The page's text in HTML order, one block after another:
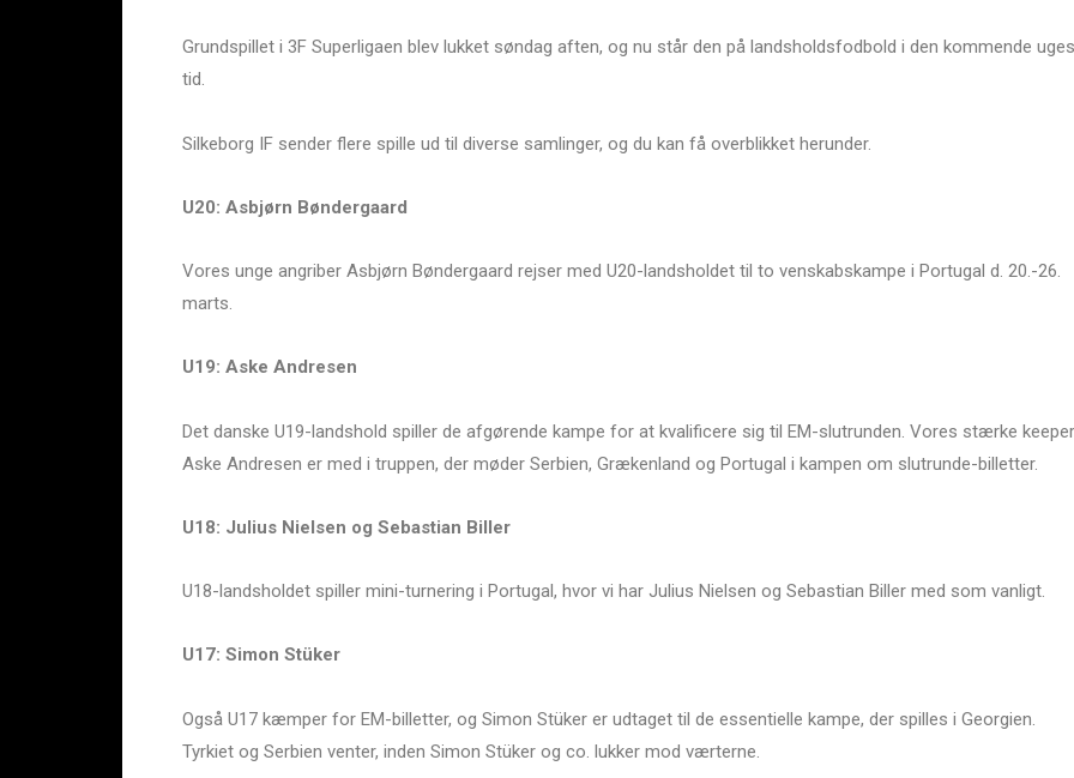
Grundspillet i 3F Superligaen blev lukket søndag aften, og nu står den på landsholdsfodbold i den kommende uges
tid.
Silkeborg IF sender flere spille ud til diverse samlinger, og du kan få overblikket herunder.
U20: Asbjørn Bøndergaard
Vores unge angriber Asbjørn Bøndergaard rejser med U20-landsholdet til to venskabskampe i Portugal d. 20.-26.
marts.
U19: Aske Andresen
Det danske U19-landshold spiller de afgørende kampe for at kvalificere sig til EM-slutrunden. Vores stærke keeper
Aske Andresen er med i truppen, der møder Serbien, Grækenland og Portugal i kampen om slutrunde-billetter.
U18: Julius Nielsen og Sebastian Biller
U18-landsholdet spiller mini-turnering i Portugal, hvor vi har Julius Nielsen og Sebastian Biller med som vanligt.
U17: Simon Stüker
Også U17 kæmper for EM-billetter, og Simon Stüker er udtaget til de essentielle kampe, der spilles i Georgien.
Tyrkiet og Serbien venter, inden Simon Stüker og co. lukker mod værterne.